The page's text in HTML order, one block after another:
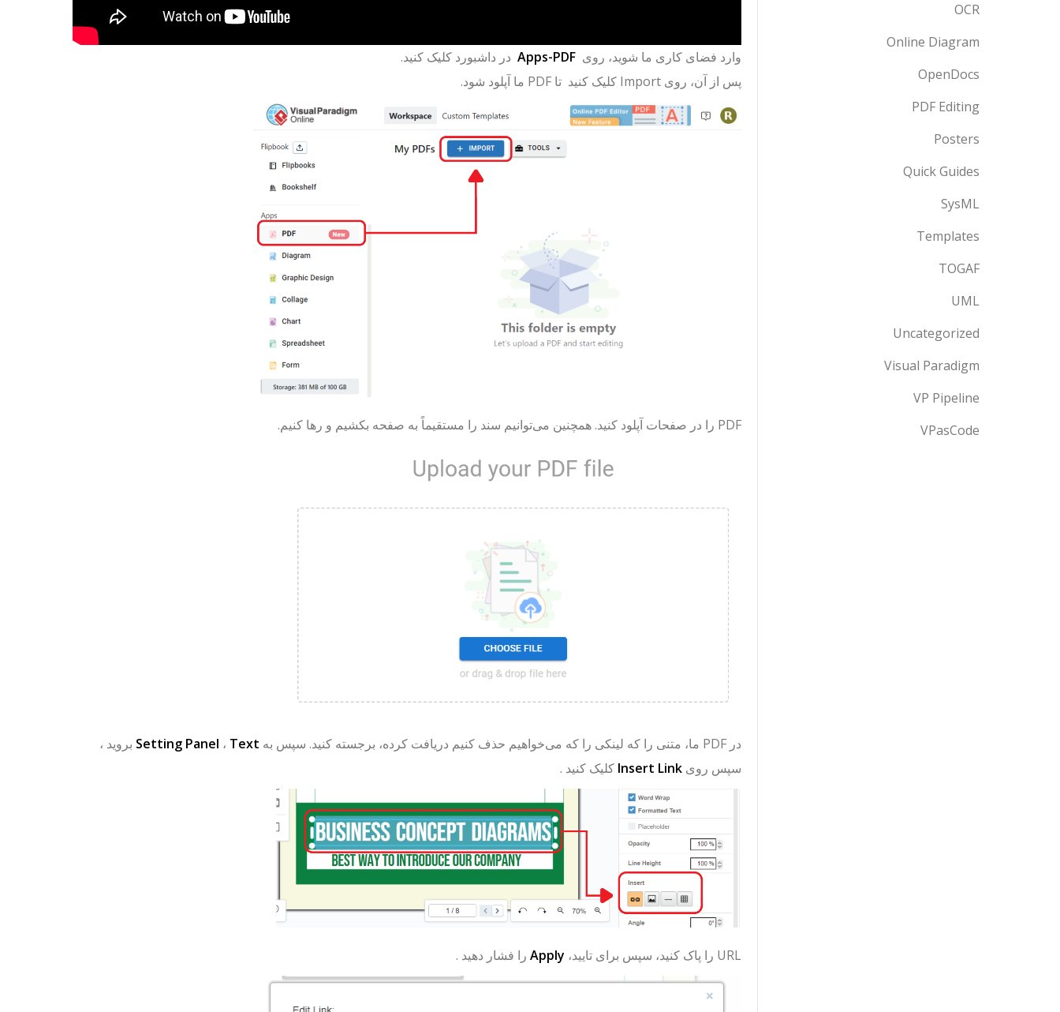
وارد فضای کاری ما شوید، روی Apps-PDF در داشبورد کلیک کنید.
پس از آن، روی Import کلیک کنید تا PDF ما آپلود شود.
PDF را در صفحات آپلود کنید. همچنین می‌توانیم سند را مستقیماً به صفحه بکشیم و رها کنیم.
در PDF ما، متنی را که لینکی را که می‌خواهیم حذف کنیم دریافت کرده، برجسته کنید. سپس به Setting Panel ، Text
بروید ،
سپس روی Insert Link کلیک کنید .
URL را پاک کنید، سپس برای تایید، Apply را فشار دهید .
OCR
Online Diagram
OpenDocs
PDF Editing
Posters
Quick Guides
SysML
Templates
TOGAF
UML
Uncategorized
Visual Paradigm
VP Pipeline
VPasCode